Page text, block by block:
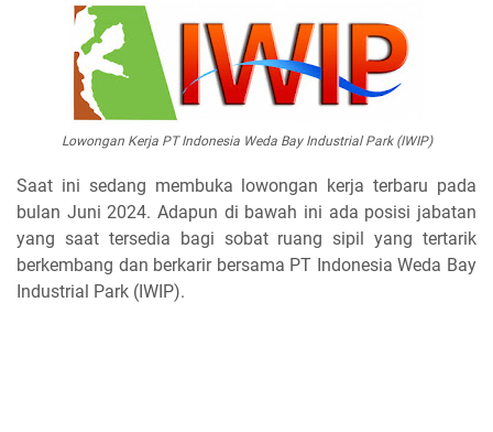
Lowongan Kerja PT Indonesia Weda Bay Industrial Park (IWIP)
Saat ini sedang membuka lowongan kerja terbaru pada
bulan Juni 2024. Adapun di bawah ini ada posisi jabatan
yang saat tersedia bagi sobat ruang sipil yang tertarik
berkembang dan berkarir bersama PT Indonesia Weda Bay
Industrial Park (IWIP).